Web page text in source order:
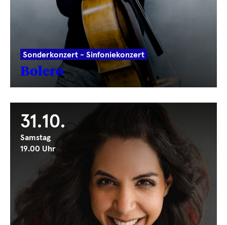
Sonderkonzert - Sinfoniekonzert
Bolero
31.10.
Samstag
19.00 Uhr